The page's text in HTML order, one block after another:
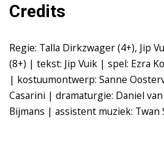
Credits
Regie: Talla Dirkzwager (4+), Jip
(8+) | tekst: Jip Vuik | spel: Ezra
| kostuumontwerp: Sanne
Casarini | dramaturgie: Daniel
Bijmans | assistent muziek: Twan